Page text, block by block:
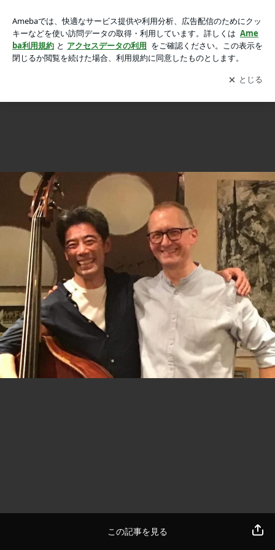
中1枚目
Jesper Hertz 2024.5/31 アルバム【SHIZUKA】発売
この記事を見る